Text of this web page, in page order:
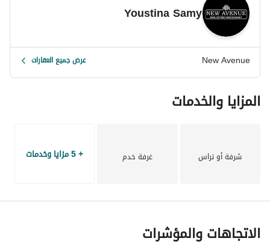
Youstina Samy
New Avenue عرض جميع العقارات
المزايا والخدمات
شرفة أو تراس غرفة خدم + 5 مزايا وخدمات
الاتجاهات والمؤشرات